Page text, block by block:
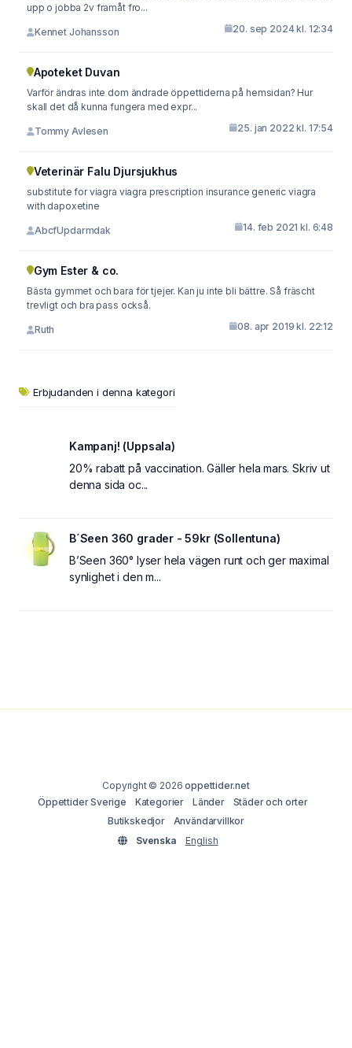
upp o jobba 2v framåt fro...
Kennet Johansson 20. sep 2024 kl. 12:34
Apoteket Duvan
Varför ändras inte dom ändrade öppettiderna på hemsidan? Hur
skall det då kunna fungera med expr...
Tommy Avlesen 25. jan 2022 kl. 17:54
Veterinär Falu Djursjukhus
substitute for viagra viagra prescription insurance generic viagra
with dapoxetine
AbcfUpdarmdak 14. feb 2021 kl. 6:48
Gym Ester & co.
Bästa gymmet och bara för tjejer. Kan ju inte bli bättre. Så fräscht
trevligt och bra pass också.
Ruth 08. apr 2019 kl. 22:12
Erbjudanden i denna kategori
Kampanj! (Uppsala)
20% rabatt på vaccination. Gäller hela mars. Skriv ut
denna sida oc...
B´Seen 360 grader - 59kr (Sollentuna)
B’Seen 360° lyser hela vägen runt och ger maximal
synlighet i den m...
Copyright © 2026oppettider.net
Öppettider Sverige
Kategorier Länder
Städer och orter
Butikskedjor
Användarvillkor
Svenska
English